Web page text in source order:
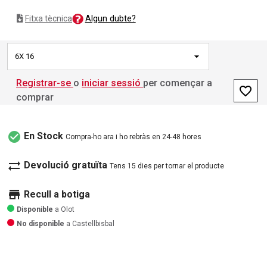
Fitxa tècnica Algun dubte?
6X 16
Registrar-se o iniciar sessió per començar a
comprar
favorite_border
check_circle En Stock Compra-ho ara i ho rebràs en 24-48 hores
sync_alt Devolució gratuïta Tens 15 dies per tornar el producte
store Recull a botiga
Disponible a Olot
No disponible a Castellbisbal